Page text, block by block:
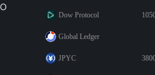
Dow Protocol
Global Ledger
JPYC